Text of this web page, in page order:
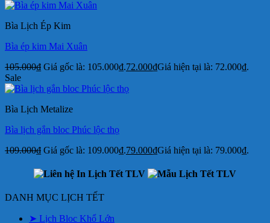
Bìa Lịch Ép Kim
Bìa ép kim Mai Xuân
105.000₫ Giá gốc là: 105.000₫.72.000₫Giá hiện tại là: 72.000₫.
Sale
Bìa Lịch Metalize
Bìa lịch gắn bloc Phúc lộc thọ
109.000₫ Giá gốc là: 109.000₫.79.000₫Giá hiện tại là: 79.000₫.
DANH MỤC LỊCH TẾT
➤ Lịch Bloc Khổ Lớn